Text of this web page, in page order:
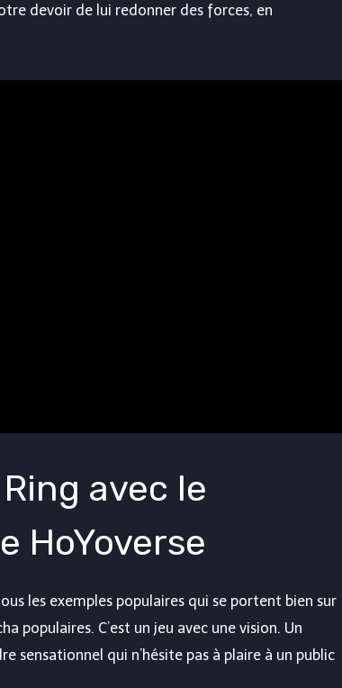
devoir de lui redonner des forces, en
avec le
HoYoverse
les exemples populaires qui se portent bien sur
populaires. C’est un jeu avec une vision. Un
sensationnel qui n’hésite pas à plaire à un public